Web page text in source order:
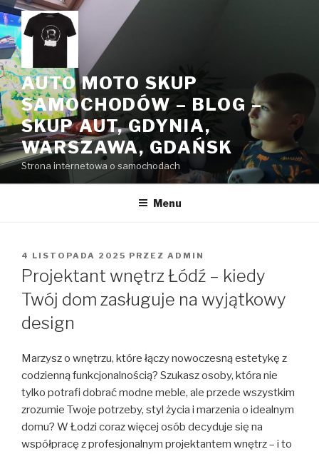
Przeskocz
do
treści
AUTO MOTO SKUP
SAMOCHODÓW – BLOG –
SKUP AUT, GDYNIA,
WARSZAWA, GDAŃSK
Strona internetowa o samochodach
Menu
OPUBLIKOWANE
W
4 LISTOPADA 2025 PRZEZ ADMIN
Projektant wnętrz Łódź – kiedy
Twój dom zasługuje na wyjątkowy
design
Marzysz o wnętrzu, które łączy nowoczesną estetykę z
codzienną funkcjonalnością? Szukasz osoby, która nie
tylko potrafi dobrać modne meble, ale przede wszystkim
zrozumie Twoje potrzeby, styl życia i marzenia o idealnym
domu? W Łodzi coraz więcej osób decyduje się na
współpracę z profesjonalnym projektantem wnętrz – i to